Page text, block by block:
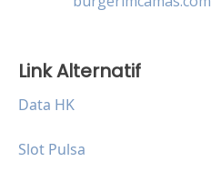
Link Alternatif
Data HK
Slot Pulsa